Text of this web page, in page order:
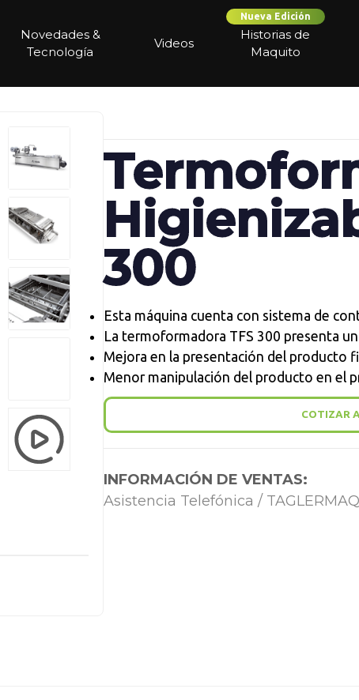
Novedades &
Tecnología
Videos
Nueva Edición
Historias de
Maquito
300
Esta máquina cuenta con sistema de
La termoformadora TFS 300 presenta
Mejora en la presentación del producto
Menor manipulación del producto en el
COTIZAR
INFORMACIÓN DE VENTAS:
Asistencia Telefónica /